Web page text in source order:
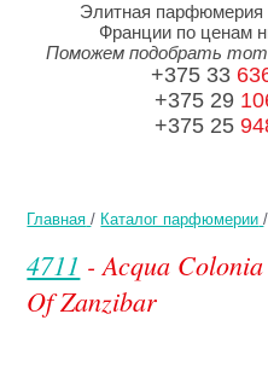
Главная / Каталог парфюмерии
4711 - Acqua Colonia
Of Zanzibar
Элитная парфюмерия
Франции по ценам
Поможем подобрать
+375 33
+375 29
+375 25